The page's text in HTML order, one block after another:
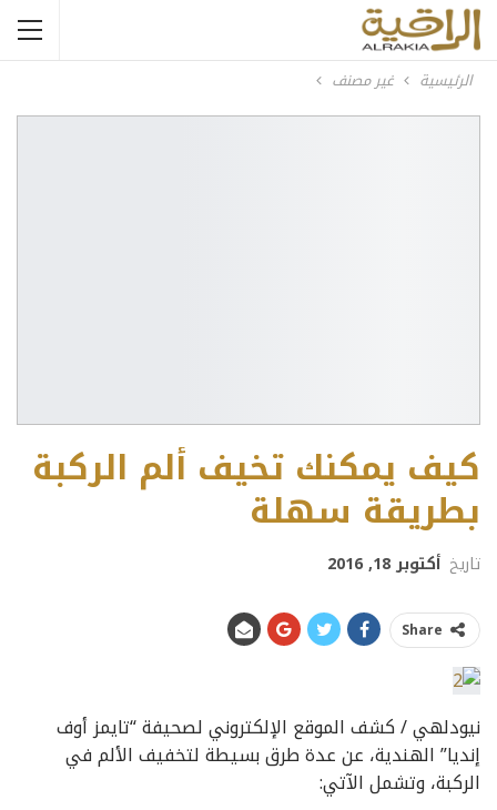
الرئيسية غير مصنف
كيف يمكنك تخيف ألم الركبة
بطريقة سهلة
تاريخ أكتوبر 18, 2016
Share
نيودلهي / كشف الموقع الإلكتروني لصحيفة “تايمز أوف
إنديا” الهندية، عن عدة طرق بسيطة لتخفيف الألم في
الركبة، وتشمل الآتي: